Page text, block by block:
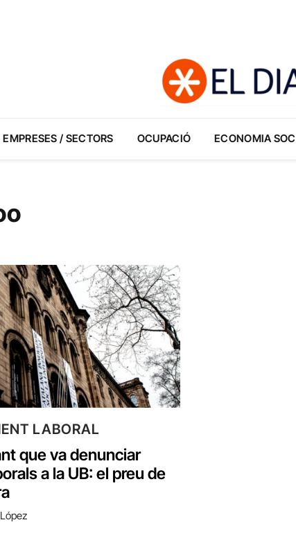
EMPRESES / SECTORS OCUPACIÓ ECONOMIA
LABORAL
que va denunciar
a la UB: el preu de